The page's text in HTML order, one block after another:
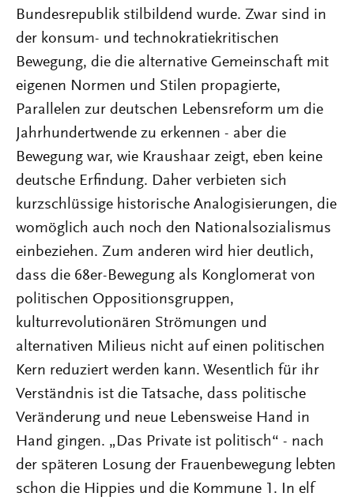
Bundesrepublik stilbildend wurde. Zwar sind in
der konsum- und technokratiekritischen
Bewegung, die die alternative Gemeinschaft mit
eigenen Normen und Stilen propagierte,
Parallelen zur deutschen Lebensreform um die
Jahrhundertwende zu erkennen - aber die
Bewegung war, wie Kraushaar zeigt, eben keine
deutsche Erfindung. Daher verbieten sich
kurzschlüssige historische Analogisierungen, die
womöglich auch noch den Nationalsozialismus
einbeziehen. Zum anderen wird hier deutlich,
dass die 68er-Bewegung als Konglomerat von
politischen Oppositionsgruppen,
kulturrevolutionären Strömungen und
alternativen Milieus nicht auf einen politischen
Kern reduziert werden kann. Wesentlich für ihr
Verständnis ist die Tatsache, dass politische
Veränderung und neue Lebensweise Hand in
Hand gingen. „Das Private ist politisch“ - nach
der späteren Losung der Frauenbewegung lebten
schon die Hippies und die Kommune 1. In elf